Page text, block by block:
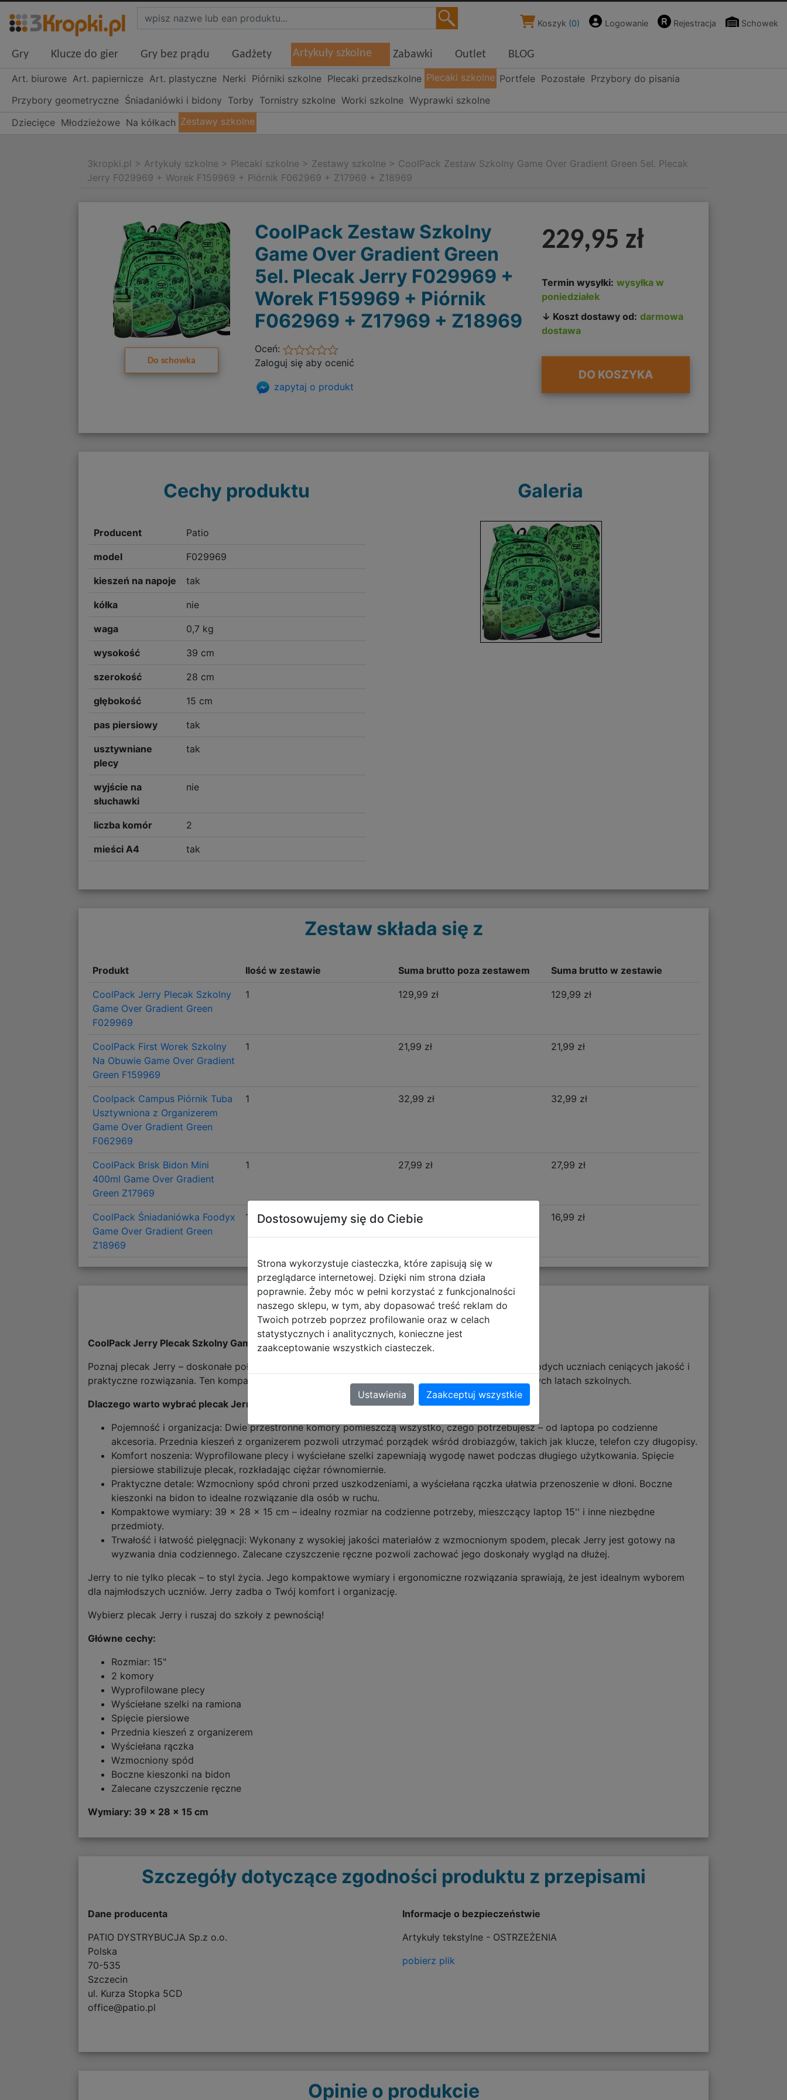
Koszyk (0) Logowanie Rejestracja Schowek
Gry Klucze do gier Gry bez prądu Gadżety Artykuły szkolne Zabawki Outlet BLOG
Art. biurowe Art. papiernicze Art. plastyczne Nerki Piórniki szkolne Plecaki przedszkolne Plecaki szkolne Portfele Pozostałe Przybory do pisania
Przybory geometryczne Śniadaniówki i bidony Torby Tornistry szkolne Worki szkolne Wyprawki szkolne
Dziecięce Młodzieżowe Na kółkach Zestawy szkolne
3kropki.pl > Artykuły szkolne > Plecaki szkolne > Zestawy szkolne > CoolPack Zestaw Szkolny Game Over Gradient Green 5el. Plecak
Jerry F029969 + Worek F159969 + Piórnik F062969 + Z17969 + Z18969
Do schowka
CoolPack Zestaw Szkolny
Game Over Gradient Green
5el. Plecak Jerry F029969 +
Worek F159969 + Piórnik
F062969 + Z17969 + Z18969
Oceń:
Zaloguj się aby ocenić
zapytaj o produkt
229,95 zł
Termin wysyłki: wysyłka w
poniedziałek
↓ Koszt dostawy od: darmowa
dostawa
DO KOSZYKA
Cechy produktu
Producent Patio
model F029969
kieszeń na napoje tak
kółka nie
waga 0,7 kg
wysokość 39 cm
szerokość 28 cm
głębokość 15 cm
pas piersiowy tak
usztywniane
plecy
tak
wyjście na
słuchawki
nie
liczba komór 2
mieści A4 tak
Galeria
Zestaw składa się z
Produkt Ilość w zestawie Suma brutto poza zestawem Suma brutto w zestawie
CoolPack Jerry Plecak Szkolny
Game Over Gradient Green
F029969
1 129,99 zł 129,99 zł
CoolPack First Worek Szkolny
Na Obuwie Game Over Gradient
Green F159969
1 21,99 zł 21,99 zł
Coolpack Campus Piórnik Tuba
Usztywniona z Organizerem
Game Over Gradient Green
F062969
1 32,99 zł 32,99 zł
CoolPack Brisk Bidon Mini
400ml Game Over Gradient
Green Z17969
1 27,99 zł 27,99 zł
CoolPack Śniadaniówka Foodyx
Game Over Gradient Green
Z18969
1 16,99 zł 16,99 zł
Opis produktu
CoolPack Jerry Plecak Szkolny Game Over Gradient Green F029969
Poznaj plecak Jerry – doskonałe połączenie stylu, funkcjonalności i wygody, stworzone z myślą o młodych uczniach ceniących jakość i
praktyczne rozwiązania. Ten kompaktowy plecak o rozmiarze 15" sprawdzi się doskonale w pierwszych latach szkolnych.
Dlaczego warto wybrać plecak Jerry?
Pojemność i organizacja: Dwie przestronne komory pomieszczą wszystko, czego potrzebujesz – od laptopa po codzienne
akcesoria. Przednia kieszeń z organizerem pozwoli utrzymać porządek wśród drobiazgów, takich jak klucze, telefon czy długopisy.
Komfort noszenia: Wyprofilowane plecy i wyściełane szelki zapewniają wygodę nawet podczas długiego użytkowania. Spięcie
piersiowe stabilizuje plecak, rozkładając ciężar równomiernie.
Praktyczne detale: Wzmocniony spód chroni przed uszkodzeniami, a wyściełana rączka ułatwia przenoszenie w dłoni. Boczne
kieszonki na bidon to idealne rozwiązanie dla osób w ruchu.
Kompaktowe wymiary: 39 x 28 x 15 cm – idealny rozmiar na codzienne potrzeby, mieszczący laptop 15'' i inne niezbędne
przedmioty.
Trwałość i łatwość pielęgnacji: Wykonany z wysokiej jakości materiałów z wzmocnionym spodem, plecak Jerry jest gotowy na
wyzwania dnia codziennego. Zalecane czyszczenie ręczne pozwoli zachować jego doskonały wygląd na dłużej.
Jerry to nie tylko plecak – to styl życia. Jego kompaktowe wymiary i ergonomiczne rozwiązania sprawiają, że jest idealnym wyborem
dla najmłodszych uczniów. Jerry zadba o Twój komfort i organizację.
Wybierz plecak Jerry i ruszaj do szkoły z pewnością!
Główne cechy:
Rozmiar: 15"
2 komory
Wyprofilowane plecy
Wyściełane szelki na ramiona
Spięcie piersiowe
Przednia kieszeń z organizerem
Wyściełana rączka
Wzmocniony spód
Boczne kieszonki na bidon
Zalecane czyszczenie ręczne
Wymiary: 39 x 28 x 15 cm
Szczegóły dotyczące zgodności produktu z przepisami
Dane producenta
PATIO DYSTRYBUCJA Sp.z o.o.
Polska
70-535
Szczecin
ul. Kurza Stopka 5CD
office@patio.pl
Informacje o bezpieczeństwie
Artykuły tekstylne - OSTRZEŻENIA
pobierz plik
Opinie o produkcie
Dostosowujemy się do Ciebie
Strona wykorzystuje ciasteczka, które zapisują się w
przeglądarce internetowej. Dzięki nim strona działa
poprawnie. Żeby móc w pełni korzystać z funkcjonalności
naszego sklepu, w tym, aby dopasować treść reklam do
Twoich potrzeb poprzez profilowanie oraz w celach
statystycznych i analitycznych, konieczne jest
zaakceptowanie wszystkich ciasteczek.
Ustawienia Zaakceptuj wszystkie